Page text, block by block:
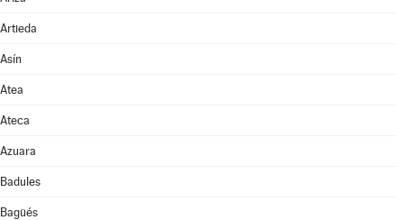
Artieda
Asín
Atea
Ateca
Azuara
Badules
Bagüés